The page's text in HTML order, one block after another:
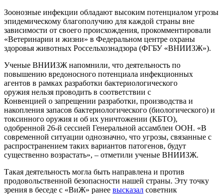
Зоонозные инфекции обладают высоким потенциалом угрозы
эпидемическому благополучию для каждой страны вне
зависимости от своего происхождения, прокомментировали
«Ветеринарии и жизни» в Федеральном центре охраны
здоровья животных Россельхознадзора (ФГБУ «ВНИИЗЖ»).
Ученые ВНИИЗЖ напомнили, что деятельность по
повышению вредоносного потенциала инфекционных
агентов в рамках разработки бактериологического
оружия нельзя проводить в соответствии с
Конвенцией о запрещении разработки, производства и
накопления запасов бактериологического (биологического) и
токсинного оружия и об их уничтожении (КБТО),
одобренной 26-й сессией Генеральной ассамблеи ООН. «В
современной ситуации однозначно, что угрозы, связанные с
распространением таких вариантов патогенов, будут
существенно возрастать», – отметили ученые ВНИИЗЖ.
Такая деятельность могла быть направлена и против
продовольственной безопасности нашей страны. Эту точку
зрения в беседе с «ВиЖ» ранее высказал советник